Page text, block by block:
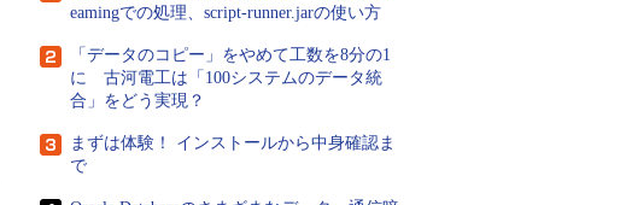
eamingでの処理、script-runner.jarの使い方
「データのコピー」をやめて工数を8分の1
に 古河電工は「100システムのデータ統
合」をどう実現？
まずは体験！ インストールから中身確認ま
で